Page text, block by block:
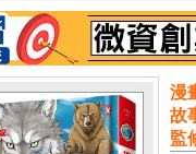
漫
故
監